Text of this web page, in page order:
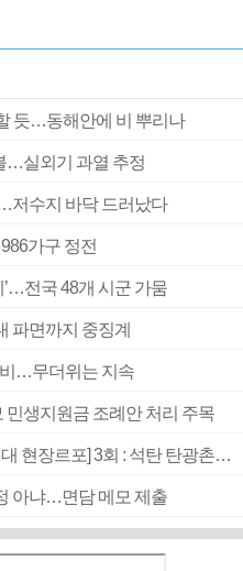
듯…동해안에 비 뿌리나
…실외기 과열 추정
저수지 바닥 드러났다
가구 정전
’…전국 48개 시군 가뭄
파면까지 중징계
비…무더위는 지속
민생지원금 조례안 처리 주목
[2026 부산청소년극지체험탐험대 현장르포] 3회 : 석탄 탄광촌에서 북극 연구의 중심지로
아냐…면담 메모 제출